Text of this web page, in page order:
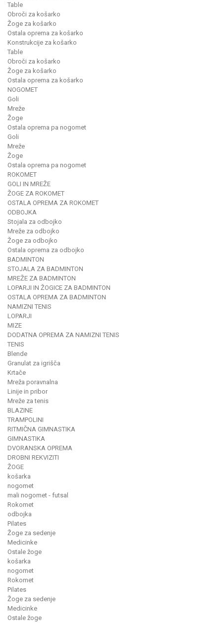
Table
Obroči za košarko
Žoge za košarko
Ostala oprema za košarko
Konstrukcije za košarko
Table
Obroči za košarko
Žoge za košarko
Ostala oprema za košarko
NOGOMET
Goli
Mreže
Žoge
Ostala oprema pa nogomet
Goli
Mreže
Žoge
Ostala oprema pa nogomet
ROKOMET
GOLI IN MREŽE
ŽOGE ZA ROKOMET
OSTALA OPREMA ZA ROKOMET
ODBOJKA
Stojala za odbojko
Mreže za odbojko
Žoge za odbojko
Ostala oprema za odbojko
BADMINTON
STOJALA ZA BADMINTON
MREŽE ZA BADMINTON
LOPARJI IN ŽOGICE ZA BADMINTON
OSTALA OPREMA ZA BADMINTON
NAMIZNI TENIS
LOPARJI
MIZE
DODATNA OPREMA ZA NAMIZNI TENIS
TENIS
Blende
Granulat za igrišča
Krtače
Mreža poravnalna
Linije in pribor
Mreže za tenis
BLAZINE
TRAMPOLINI
RITMIČNA GIMNASTIKA
GIMNASTIKA
DVORANSKA OPREMA
DROBNI REKVIZITI
ŽOGE
košarka
nogomet
mali nogomet - futsal
Rokomet
odbojka
Pilates
Žoge za sedenje
Medicinke
Ostale žoge
košarka
nogomet
Rokomet
Pilates
Žoge za sedenje
Medicinke
Ostale žoge